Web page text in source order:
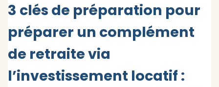
3 clés de préparation pour
préparer un complément
de retraite via
l’investissement locatif :